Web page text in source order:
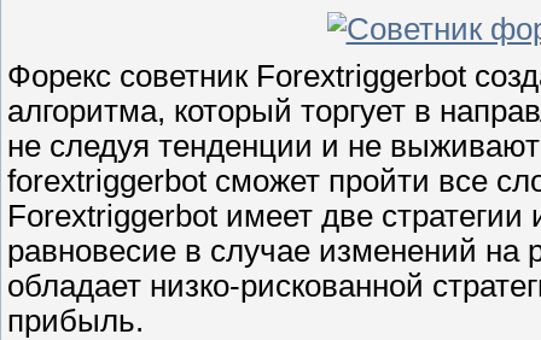
Форекс советник Forextriggerbot
алгоритма, который торгует в
не следуя тенденции и не
forextriggerbot сможет пройти все
Forextriggerbot имеет две стратегии
равновесие в случае изменений на
обладает низко-рискованной
прибыль.